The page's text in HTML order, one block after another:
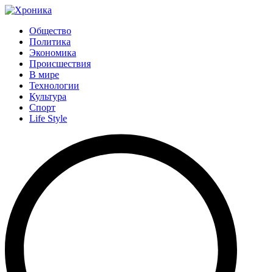
Общество
Политика
Экономика
Происшествия
В мире
Технологии
Культура
Спорт
Life Style